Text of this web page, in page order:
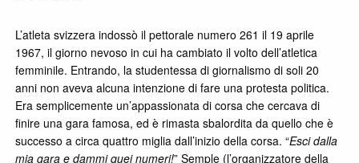
L’atleta svizzera indossò il pettorale numero 261 il 19 aprile
1967, il giorno nevoso in cui ha cambiato il volto dell’atletica
femminile. Entrando, la studentessa di giornalismo di soli 20
anni non aveva alcuna intenzione di fare una protesta politica.
Era semplicemente un’appassionata di corsa che cercava di
finire una gara famosa, ed è rimasta sbalordita da quello che è
successo a circa quattro miglia dall’inizio della corsa. “Esci dalla
mia gara e dammi quei numeri!” Semple (l’organizzatore della